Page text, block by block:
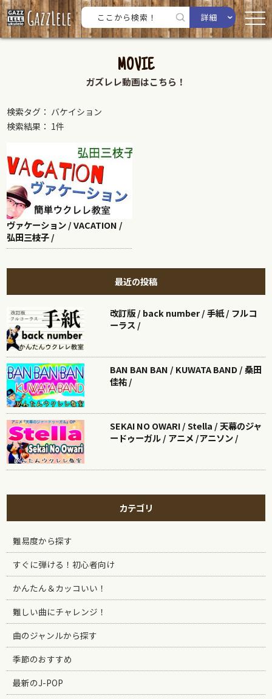
詳細
MOVIE
ガズレレ動画はこちら！
検索タグ： バケイション
検索結果： 1件
ヴァケーション / VACATION /
弘田三枝子 /
最近の投稿
改訂版 / back number / 手紙 / フルコ
ーラス /
BAN BAN BAN / KUWATA BAND / 桑田
佳祐 /
SEKAI NO OWARI / Stella / 天幕のジャ
ードゥーガル / アニメ /アニソン /
カテゴリ
難易度から探す
すぐに弾ける！初心者向け
かんたん＆カッコいい！
難しい曲にチャレンジ！
曲のジャンルから探す
季節のおすすめ
最新のJ-POP